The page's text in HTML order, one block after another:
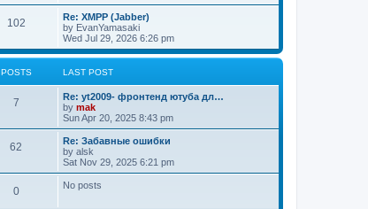
102
Re: XMPP (Jabber)
by EvanYamasaki
Wed Jul 29, 2026 6:26 pm
POSTS LAST POST
7
Re: yt2009- фронтенд ютуба дл…
by mak
Sun Apr 20, 2025 8:43 pm
62
Re: Забавные ошибки
by alsk
Sat Nov 29, 2025 6:21 pm
0 No posts